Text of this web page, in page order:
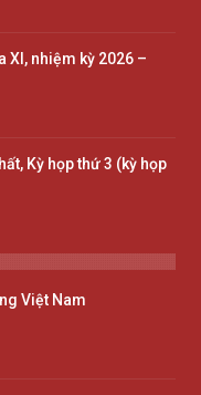
XI, nhiệm kỳ 2026 –
Kỳ họp thứ 3 (kỳ họp
Việt Nam